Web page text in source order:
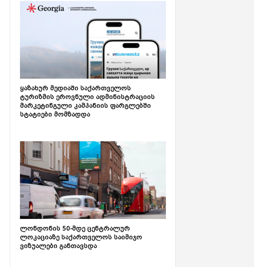
ყაზახურ მედიაში საქართველოს
ტურიზმის ეროვნული ადმინისტრაციის
მარკეტინგული კამპანიის ფარგლებში
სტატიები მომზადდა
ლონდონის 50-მდე ცენტრალურ
ლოკაციაზე საქართველოს საიმიჯო
ვიზუალები განთავსდა